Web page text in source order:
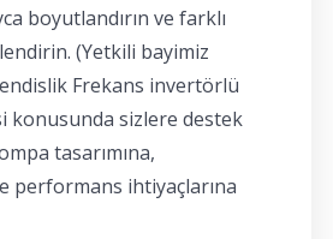
boyutlandırın ve farklı
(Yetkili bayimiz
Frekans invertörlü
konusunda sizlere destek
tasarımına,
performans ihtiyaçlarına